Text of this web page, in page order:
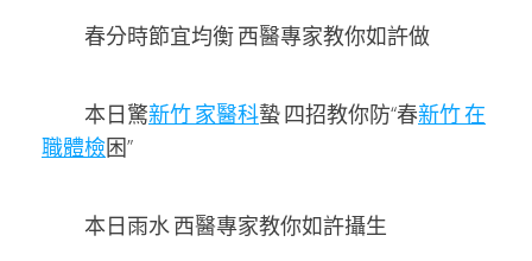
春分時節宜均衡 西醫專家教你如許做
本日驚新竹 家醫科蟄 四招教你防“春新竹 在
職體檢困”
本日雨水 西醫專家教你如許攝生